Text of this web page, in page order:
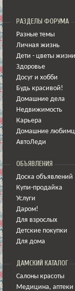
РАЗДЕЛЫ ФОРУМА
Разные темы
Личная жизнь
Дети - цветы
Здоровье
Досуг и хобби
Будь красивой!
Домашние дела
Недвижимость
Карьера
Домашние
АвтоЛеди
ОБЪЯВЛЕНИЯ
Доска объявлений
Купи-продайка
Услуги
Даром!
Для взрослых
Детские покупки
Для дома
ДАМСКИЙ КАТАЛОГ
Салоны красоты
Медицина, аптеки